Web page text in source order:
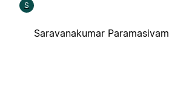
S
Saravanakumar Paramasivam